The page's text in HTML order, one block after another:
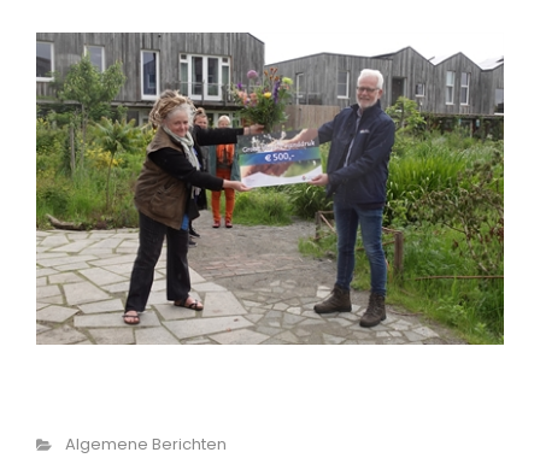
Categorieën
Algemene Berichten